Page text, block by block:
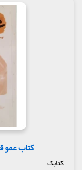
کتاب عمو
کتابک